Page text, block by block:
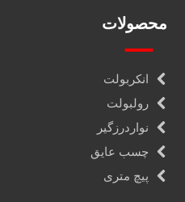
محصولات
انکربولت
رولبولت
نواردرزگیر
چسب عایق
پیچ متری